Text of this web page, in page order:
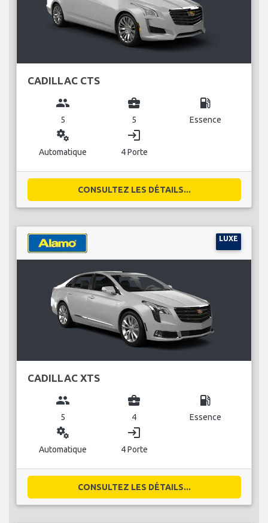
CADILLAC CTS
group
5
business_center
5
local_gas_station
Essence
miscellaneous_services
Automatique
login
4 Porte
CONSULTEZ LES DÉTAILS...
LUXE
CADILLAC XTS
group
5
business_center
4
local_gas_station
Essence
miscellaneous_services
Automatique
login
4 Porte
CONSULTEZ LES DÉTAILS...